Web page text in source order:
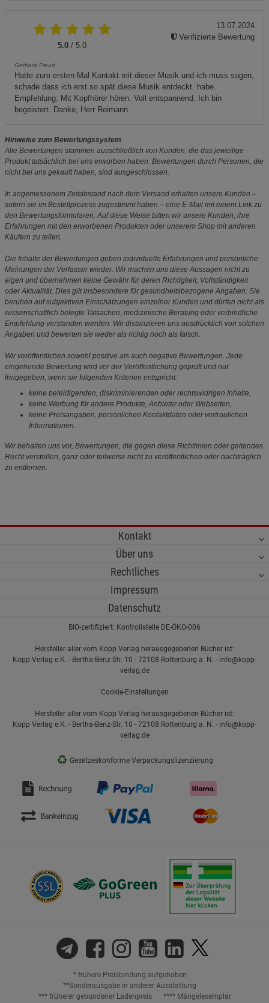
5.0 / 5.0
Gerhard Freud
Hatte zum ersten Mal Kontakt mit dieser Musik und ich muss sagen,
schade dass ich erst so spät diese Musik entdeckt. habe.
Empfehlung: Mit Kopfhörer hören. Voll entspannend. Ich bin
begeistert. Danke, Herr Reimann.
13.07.2024
Verifizierte Bewertung
Hinweise zum Bewertungssystem
Alle Bewertungen stammen ausschließlich von Kunden, die das jeweilige
Produkt tatsächlich bei uns erworben haben. Bewertungen durch Personen, die
nicht bei uns gekauft haben, sind ausgeschlossen.
In angemessenem Zeitabstand nach dem Versand erhalten unsere Kunden –
sofern sie im Bestellprozess zugestimmt haben – eine E-Mail mit einem Link zu
den Bewertungsformularen. Auf diese Weise bitten wir unsere Kunden, ihre
Erfahrungen mit den erworbenen Produkten oder unserem Shop mit anderen
Käufern zu teilen.
Die Inhalte der Bewertungen geben individuelle Erfahrungen und persönliche
Meinungen der Verfasser wieder. Wir machen uns diese Aussagen nicht zu
eigen und übernehmen keine Gewähr für deren Richtigkeit, Vollständigkeit
oder Aktualität. Dies gilt insbesondere für gesundheitsbezogene Angaben: Sie
beruhen auf subjektiven Einschätzungen einzelner Kunden und dürfen nicht als
wissenschaftlich belegte Tatsachen, medizinische Beratung oder verbindliche
Empfehlung verstanden werden. Wir distanzieren uns ausdrücklich von solchen
Angaben und bewerten sie weder als richtig noch als falsch.
Wir veröffentlichen sowohl positive als auch negative Bewertungen. Jede
eingehende Bewertung wird vor der Veröffentlichung geprüft und nur
freigegeben, wenn sie folgenden Kriterien entspricht:
keine beleidigenden, diskriminierenden oder rechtswidrigen Inhalte,
keine Werbung für andere Produkte, Anbieter oder Webseiten,
keine Preisangaben, persönlichen Kontaktdaten oder vertraulichen
Informationen.
Wir behalten uns vor, Bewertungen, die gegen diese Richtlinien oder geltendes
Recht verstoßen, ganz oder teilweise nicht zu veröffentlichen oder nachträglich
zu entfernen.
Kontakt
Über uns
Rechtliches
Impressum
Datenschutz
BIO-zertifiziert: Kontrollstelle DE-ÖKO-006
Hersteller aller vom Kopp Verlag herausgegebenen Bücher ist:
Kopp Verlag e.K. - Bertha-Benz-Str. 10 - 72108 Rottenburg a. N. - info@kopp-
verlag.de
Cookie-Einstellungen
Hersteller aller vom Kopp Verlag herausgegebenen Bücher ist:
Kopp Verlag e.K. - Bertha-Benz-Str. 10 - 72108 Rottenburg a. N. - info@kopp-
verlag.de
♻ Gesetzeskonforme Verpackungslizenzierung
* frühere Preisbindung aufgehoben
**Sonderausgabe in anderer Ausstattung
*** früherer gebundener Ladenpreis
**** Mängelexemplar